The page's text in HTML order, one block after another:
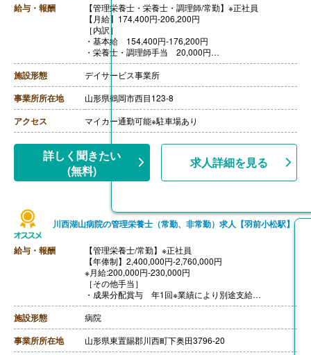
給与・報酬
【管理栄養士・栄養士・調理師/常勤】※正社員
【月給】174,400円-206,200円
［内訳］
・基本給 154,400円-176,200円
・栄養士・調理師手当 20,000円
・調理員手当 0円-10,000円
【賞与】年2回（計2.50ヶ月分）※前年度実績
【通勤手当】あり（上限30,000円/月）※通勤距離3km以
上対象
【昇給】あり（1月あたり0円-4,000円）※前年度実績
【退職金】なし
++++++++++++++++++++
【時給】1,032円
【通勤手当】あり※通勤距離3km以上対象
施設形態 デイサービス事業所
事業所所在地 山形県鶴岡市西目123-8
アクセス マイカー通勤可能※駐車場あり
詳しく聞きたい
(無料)
求人詳細を見る
川西湖山病院の管理栄養士（常勤、非常勤）求人【羽前小松駅】
給与・報酬
【管理栄養士/常勤】※正社員
【年俸制】2,400,000円‐2,760,000円
※月給:200,000円-230,000円
［その他手当］
・成果分配賞与 年1回※業績により別途支給
【賞与】年1回（50,000円-170,000円分）※前年度実績
【通勤手当】あり（上限36,000円/月）
【昇給】あり（1月あたり800円-2,400円）※前年度実績
【退職金】あり※勤続年数不問
施設形態 病院
事業所所在地 山形県東置賜郡川西町下奥田3796-20